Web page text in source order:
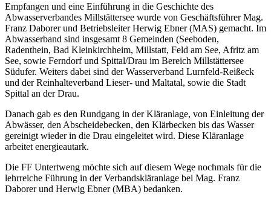
Empfangen und eine Einführung in die Geschichte des
Abwasserverbandes Millstättersee wurde von Geschäftsführer Mag.
Franz Daborer und Betriebsleiter Herwig Ebner (MAS) gemacht. Im
Abwasserband sind insgesamt 8 Gemeinden (Seeboden,
Radenthein, Bad Kleinkirchheim, Millstatt, Feld am See, Afritz am
See, sowie Ferndorf und Spittal/Drau im Bereich Millstättersee
Südufer. Weiters dabei sind der Wasserverband Lurnfeld-Reißeck
und der Reinhalteverband Lieser- und Maltatal, sowie die Stadt
Spittal an der Drau.
Danach gab es den Rundgang in der Kläranlage, von Einleitung der
Abwässer, den Abscheidebecken, den Klärbecken bis das Wasser
gereinigt wieder in die Drau eingeleitet wird. Diese Kläranlage
arbeitet energieautark.
Die FF Untertweng möchte sich auf diesem Wege nochmals für die
lehrreiche Führung in der Verbandskläranlage bei Mag. Franz
Daborer und Herwig Ebner (MBA) bedanken.